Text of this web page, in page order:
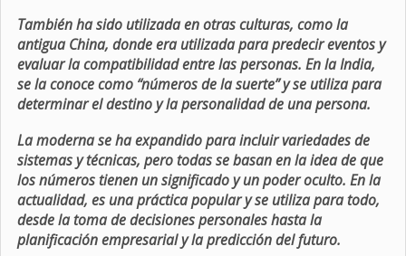
También ha sido utilizada en otras culturas, como la
antigua China, donde era utilizada para predecir eventos y
evaluar la compatibilidad entre las personas. En la India,
se la conoce como “números de la suerte” y se utiliza para
determinar el destino y la personalidad de una persona.
La moderna se ha expandido para incluir variedades de
sistemas y técnicas, pero todas se basan en la idea de que
los números tienen un significado y un poder oculto. En la
actualidad, es una práctica popular y se utiliza para todo,
desde la toma de decisiones personales hasta la
planificación empresarial y la predicción del futuro.